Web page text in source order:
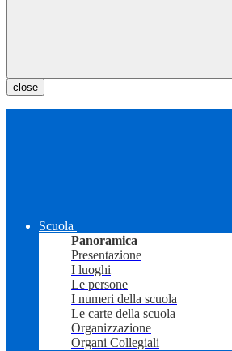
close
Scuola
Panoramica
Presentazione
I luoghi
Le persone
I numeri della scuola
Le carte della scuola
Organizzazione
Organi Collegiali